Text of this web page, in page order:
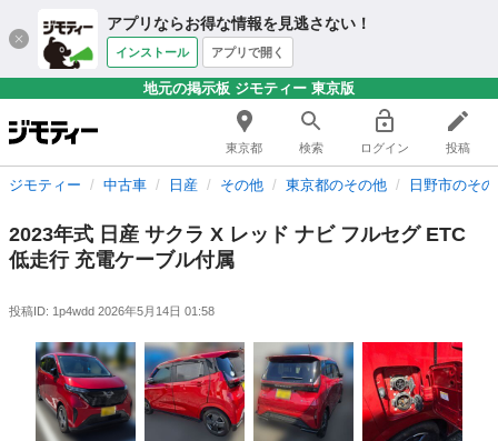
アプリならお得な情報を見逃さない！
インストール アプリで開く
地元の掲示板 ジモティー 東京版
東京都 検索 ログイン 投稿
ジモティー 中古車 日産 その他 東京都のその他 日野市のそ
2023年式 日産 サクラ X レッド ナビ フルセグ ETC
低走行 充電ケーブル付属
投稿ID: 1p4wdd 2026年5月14日 01:58